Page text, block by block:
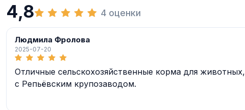
4,8 4 оценки
Людмила Фролова
2025-07-20
Отличные сельскохозяйственные корма для
с Репьёвским крупозаводом.